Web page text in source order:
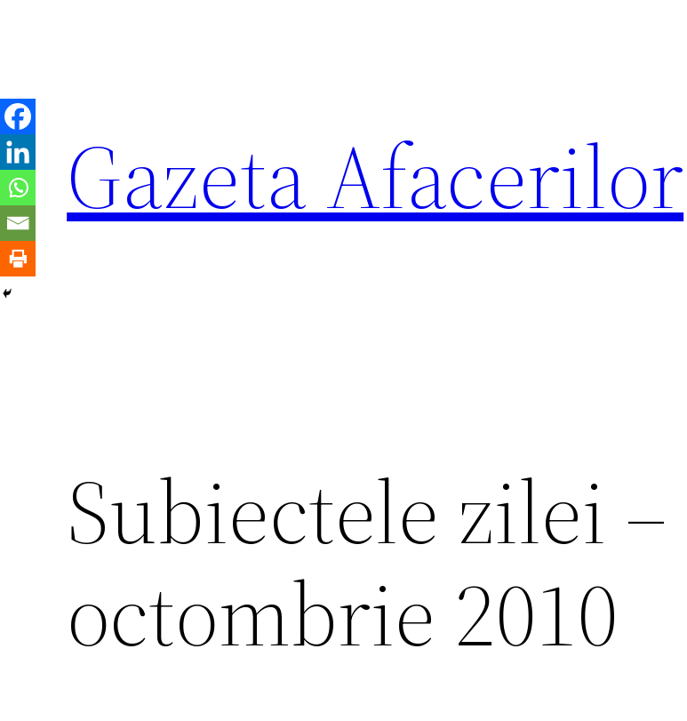
Gazeta Afacerilor
Subiectele zilei –
octombrie 2010